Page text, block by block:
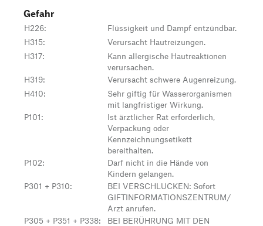
Gefahr
H226:
Flüssigkeit und Dampf entzündbar.
H315:
Verursacht Hautreizungen.
H317:
Kann allergische Hautreaktionen
verursachen.
H319:
Verursacht schwere Augenreizung.
H410:
Sehr giftig für Wasserorganismen
mit langfristiger Wirkung.
P101:
Ist ärztlicher Rat erforderlich,
Verpackung oder
Kennzeichnungsetikett
bereithalten.
P102:
Darf nicht in die Hände von
Kindern gelangen.
P301 + P310:
BEI VERSCHLUCKEN: Sofort
GIFTINFORMATIONSZENTRUM/
Arzt anrufen.
P305 + P351 + P338:
BEI BERÜHRUNG MIT DEN